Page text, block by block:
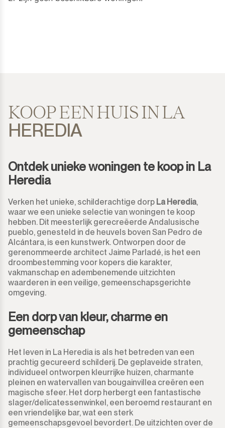
Cortijo Blanco
El Paraiso
Estepona
Guadalmina Alta
Guadalmina Baja
Guadiaro
La Alcaidesa
La Duquesa
Los Arqueros
Los Flamingos
Manilva
Bovenste Verdieping Studio
Finca-Cortijo
Percelen
Residentiele Percelen
Commercieel Percelen
Grond
Grond met Ruin
Commercieel
Bar
Hotel
Winkel
Kantoor
650.000€
700.000€
800.000€
850.000€
900.000€
950.000€
1.000.000€
1.100.000€
1.200.000€
1.400.000€
1.500.000€
2.000.000€
650.000€
850.000€
900.000€
950.000€
1.000.000€
1.200.000€
1.400.000€
1.500.000€
2.000.000€ +
KOOP EEN HUIS IN LA
HEREDIA
Ontdek unieke woningen te koop in La
Heredia
Verken het unieke, schilderachtige dorp La Heredia,
waar we een unieke selectie van woningen te koop
hebben. Dit meesterlijk gerecreëerde Andalusische
pueblo, genesteld in de heuvels boven San Pedro de
Alcántara, is een kunstwerk. Ontworpen door de
gerenommeerde architect Jaime Parladé, is het een
droombestemming voor kopers die karakter,
vakmanschap en adembenemende uitzichten
waarderen in een veilige, gemeenschapsgerichte
omgeving.
Een dorp van kleur, charme en
gemeenschap
Het leven in La Heredia is als het betreden van een
prachtig gecureerd schilderij. De geplaveide straten,
individueel ontworpen kleurrijke huizen, charmante
pleinen en watervallen van bougainvillea creëren een
magische sfeer. Het dorp herbergt een fantastische
slager/delicatessenwinkel, een beroemd restaurant en
een vriendelijke bar, wat een sterk
gemeenschapsgevoel bevordert. De uitzichten over de